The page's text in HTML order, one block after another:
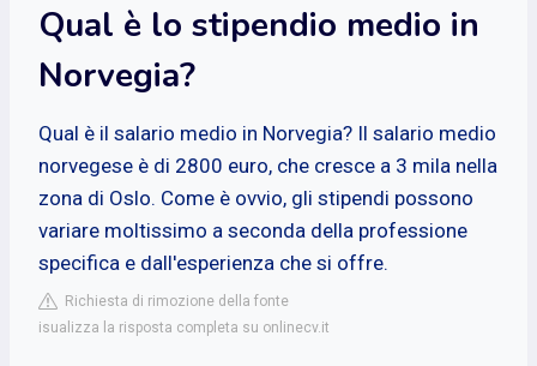
Qual è lo stipendio medio in
Norvegia?
Qual è il salario medio in Norvegia? Il salario medio
norvegese è di 2800 euro, che cresce a 3 mila nella
zona di Oslo. Come è ovvio, gli stipendi possono
variare moltissimo a seconda della professione
specifica e dall'esperienza che si offre.
Richiesta di rimozione della fonte
isualizza la risposta completa su onlinecv.it